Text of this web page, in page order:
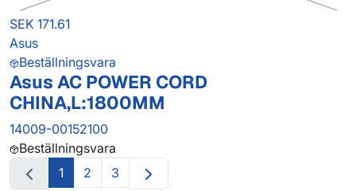
SEK 171.61
Asus
Beställningsvara
Asus AC POWER CORD
CHINA,L:1800MM
14009-00152100
Beställningsvara
1
2 3